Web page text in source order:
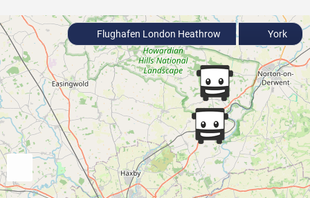
Flughafen London Heathrow York